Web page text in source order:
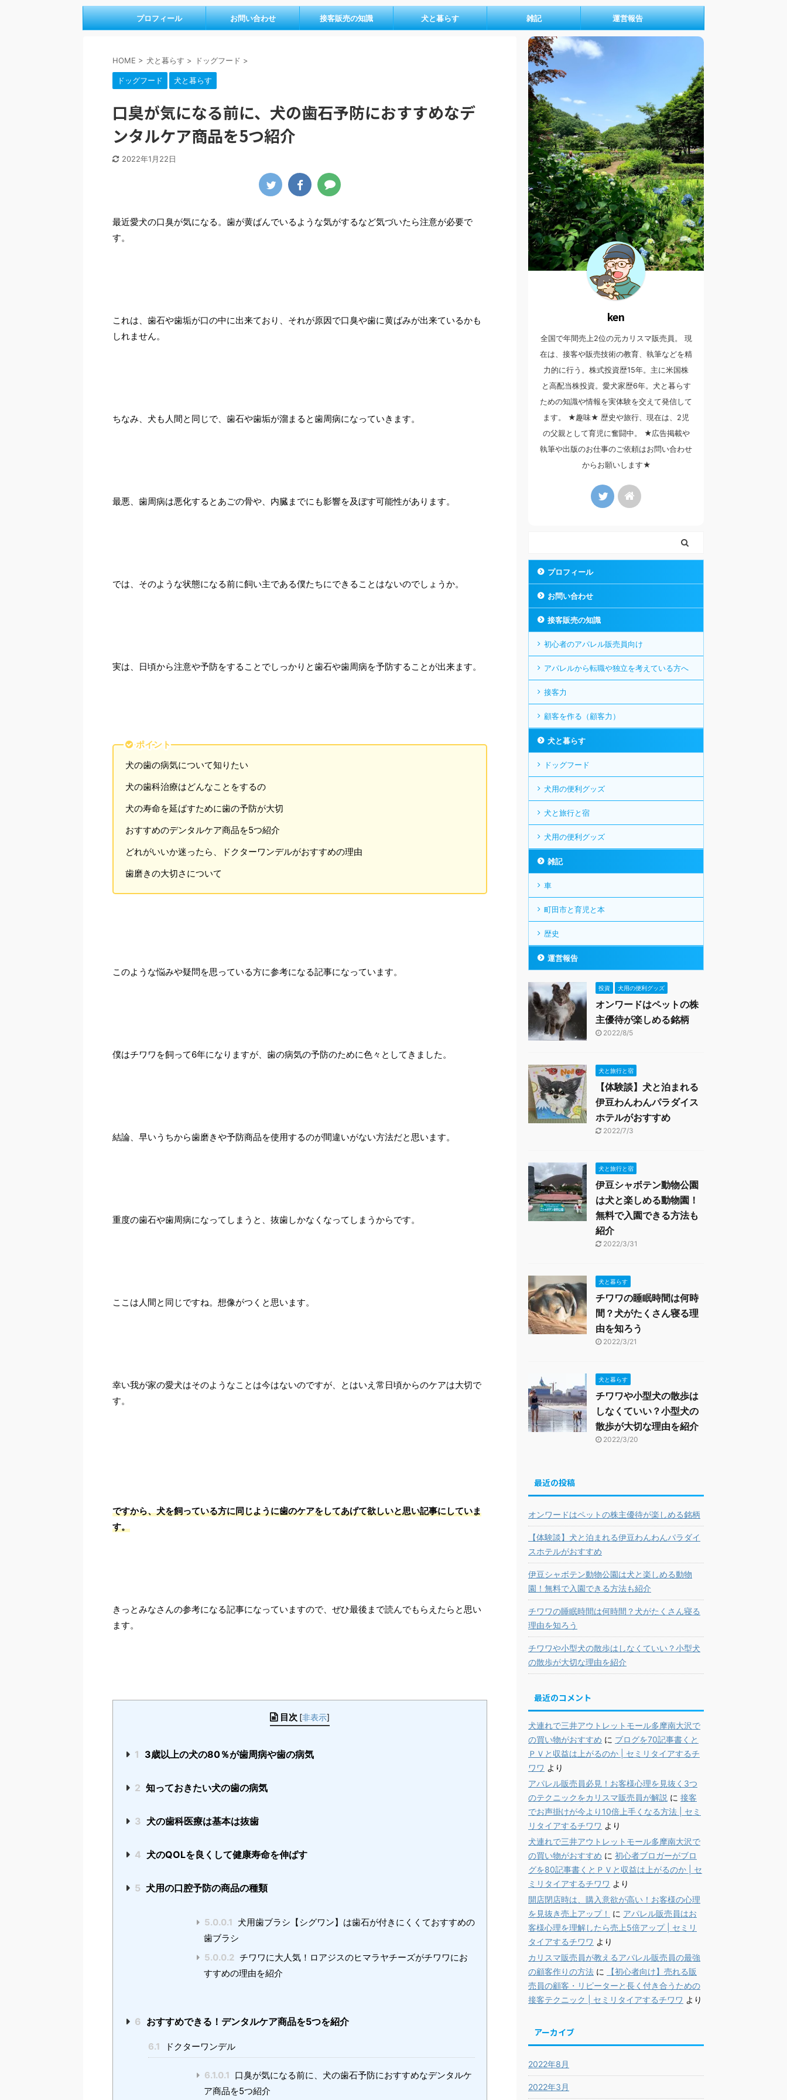
プロフィール お問い合わせ 接客販売の知識 犬と暮らす 雑記 運営報告
HOME > 犬と暮らす > ドッグフード >
ドッグフード 犬と暮らす
口臭が気になる前に、犬の歯石予防におすすめなデ
ンタルケア商品を5つ紹介
2022年1月22日
最近愛犬の口臭が気になる。歯が黄ばんでいるような気がするなど気づいたら注意が必要で
す。
これは、歯石や歯垢が口の中に出来ており、それが原因で口臭や歯に黄ばみが出来ているかも
しれません。
ちなみ、犬も人間と同じで、歯石や歯垢が溜まると歯周病になっていきます。
最悪、歯周病は悪化するとあごの骨や、内臓までにも影響を及ぼす可能性があります。
では、そのような状態になる前に飼い主である僕たちにできることはないのでしょうか。
実は、日頃から注意や予防をすることでしっかりと歯石や歯周病を予防することが出来ます。
ポイント
犬の歯の病気について知りたい
犬の歯科治療はどんなことをするの
犬の寿命を延ばすために歯の予防が大切
おすすめのデンタルケア商品を5つ紹介
どれがいいか迷ったら、ドクターワンデルがおすすめの理由
歯磨きの大切さについて
このような悩みや疑問を思っている方に参考になる記事になっています。
僕はチワワを飼って6年になりますが、歯の病気の予防のために色々としてきました。
結論、早いうちから歯磨きや予防商品を使用するのが間違いがない方法だと思います。
重度の歯石や歯周病になってしまうと、抜歯しかなくなってしまうからです。
ここは人間と同じですね。想像がつくと思います。
幸い我が家の愛犬はそのようなことは今はないのですが、とはいえ常日頃からのケアは大切で
す。
ですから、犬を飼っている方に同じように歯のケアをしてあげて欲しいと思い記事にしていま
す。
きっとみなさんの参考になる記事になっていますので、ぜひ最後まで読んでもらえたらと思い
ます。
目次 [非表示]
1 3歳以上の犬の80％が歯周病や歯の病気
2 知っておきたい犬の歯の病気
3 犬の歯科医療は基本は抜歯
4 犬のQOLを良くして健康寿命を伸ばす
5 犬用の口腔予防の商品の種類
5.0.0.1 犬用歯ブラシ【シグワン】は歯石が付きにくくておすすめの
歯ブラシ
5.0.0.2 チワワに大人気！ロアジスのヒマラヤチーズがチワワにお
すすめの理由を紹介
6 おすすめできる！デンタルケア商品を5つを紹介
6.1 ドクターワンデル
6.1.0.1 口臭が気になる前に、犬の歯石予防におすすめなデンタルケ
ア商品を5つ紹介
ken
全国で年間売上2位の元カリスマ販売員。 現
在は、接客や販売技術の教育、執筆などを精
力的に行う。株式投資歴15年。主に米国株
と高配当株投資。愛犬家歴6年。犬と暮らす
ための知識や情報を実体験を交えて発信して
ます。 ★趣味★ 歴史や旅行、現在は、2児
の父親として育児に奮闘中。 ★広告掲載や
執筆や出版のお仕事のご依頼はお問い合わせ
からお願いします★
プロフィール
お問い合わせ
接客販売の知識
初心者のアパレル販売員向け
アパレルから転職や独立を考えている方へ
接客力
顧客を作る（顧客力）
犬と暮らす
ドッグフード
犬用の便利グッズ
犬と旅行と宿
犬用の便利グッズ
雑記
車
町田市と育児と本
歴史
運営報告
投資 犬用の便利グッズ
オンワードはペットの株
主優待が楽しめる銘柄
2022/8/5
犬と旅行と宿
【体験談】犬と泊まれる
伊豆わんわんパラダイス
ホテルがおすすめ
2022/7/3
犬と旅行と宿
伊豆シャボテン動物公園
は犬と楽しめる動物園！
無料で入園できる方法も
紹介
2022/3/31
犬と暮らす
チワワの睡眠時間は何時
間？犬がたくさん寝る理
由を知ろう
2022/3/21
犬と暮らす
チワワや小型犬の散歩は
しなくていい？小型犬の
散歩が大切な理由を紹介
2022/3/20
最近の投稿
オンワードはペットの株主優待が楽しめる銘柄
【体験談】犬と泊まれる伊豆わんわんパラダイ
スホテルがおすすめ
伊豆シャボテン動物公園は犬と楽しめる動物
園！無料で入園できる方法も紹介
チワワの睡眠時間は何時間？犬がたくさん寝る
理由を知ろう
チワワや小型犬の散歩はしなくていい？小型犬
の散歩が大切な理由を紹介
最近のコメント
犬連れで三井アウトレットモール多摩南大沢で
の買い物がおすすめ に ブログを70記事書くと
ＰＶと収益は上がるのか | セミリタイアするチ
ワワ より
アパレル販売員必見！お客様心理を見抜く3つ
のテクニックをカリスマ販売員が解説 に 接客
でお声掛けが今より10倍上手くなる方法 | セミ
リタイアするチワワ より
犬連れで三井アウトレットモール多摩南大沢で
の買い物がおすすめ に 初心者ブロガーがブロ
グを80記事書くとＰＶと収益は上がるのか | セ
ミリタイアするチワワ より
開店閉店時は、購入意欲が高い！お客様の心理
を見抜き売上アップ！
に アパレル販売員はお
客様心理を理解したら売上5倍アップ | セミリ
タイアするチワワ より
カリスマ販売員が教えるアパレル販売員の最強
の顧客作りの方法 に
【初心者向け】売れる販
売員の顧客・リピーターと長く付き合うための
接客テクニック | セミリタイアするチワワ より
アーカイブ
2022年8月
2022年3月